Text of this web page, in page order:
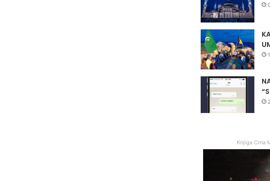
Knjiga Crna